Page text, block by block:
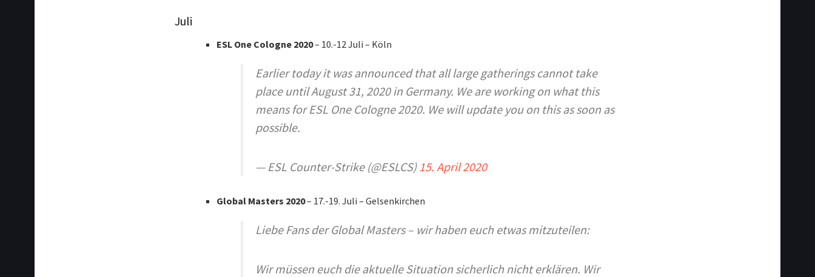
Juli
ESL One Cologne 2020– 10.-12 Juli – Köln
Earlier today it was announced that all large gatherings cannot take
place until August 31, 2020 in Germany. We are working on what this
means for ESL One Cologne 2020. We will update you on this as soon as
possible.
— ESL Counter-Strike (@ESLCS) 15. April 2020
Global Masters 2020– 17.-19. Juli – Gelsenkirchen
Liebe Fans der Global Masters – wir haben euch etwas mitzuteilen:
Wir müssen euch die aktuelle Situation sicherlich nicht erklären. Wir